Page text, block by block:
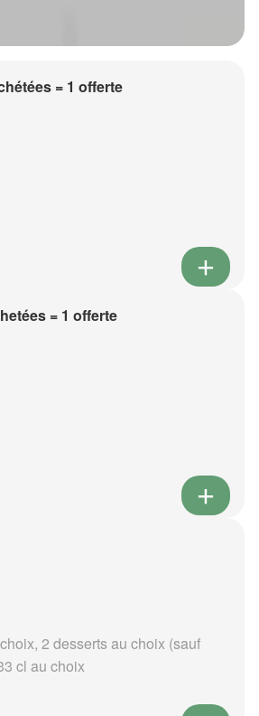
= 1 offerte
= 1 offerte
2 desserts au choix (sauf
cl au choix